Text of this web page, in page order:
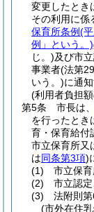
変更したとき
その利用に係
保育所条例(
例」という。)
じ。)及び市
事業者(法第
いう。)に通知
(利用者負担
第5条
市長は、
を行ったとき
育・保育給付
市立保育所又
は同条第3項)
(1)
市立保
(2)
市立認
(3)
法附則
(市外在住